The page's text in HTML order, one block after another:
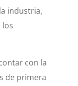
industria,
los
con la
de primera